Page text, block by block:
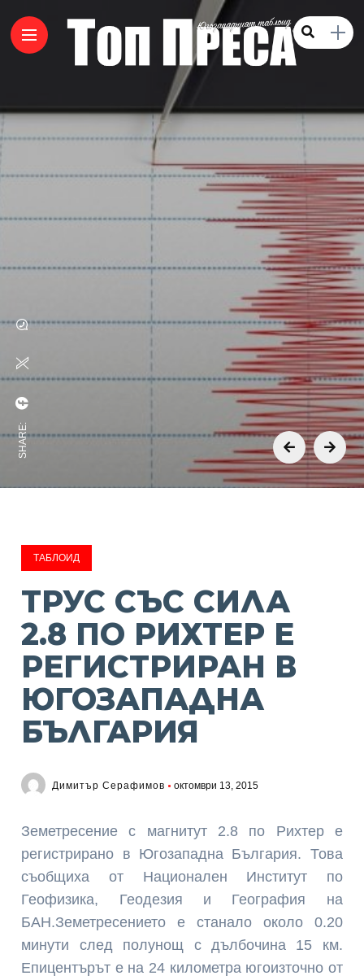
SHARE:
ТАБЛОИД
ТРУС СЪС СИЛА
2.8 ПО РИХТЕР Е
РЕГИСТРИРАН В
ЮГОЗАПАДНА
БЪЛГАРИЯ
Димитър Серафимов октомври 13, 2015
Земетресение с магнитут 2.8 по Рихтер е
регистрирано в Югозападна България. Това
съобщиха от Национален Институт по
Геофизика, Геодезия и География на
БАН.Земетресението е станало около 0.20
минути след полунощ с дълбочина 15 км.
Епицентърът е на 24 километра югоизточно от